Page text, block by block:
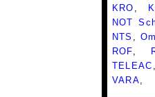
KRO ,
NOT
NTS ,
ROF,
TELEAC
VARA